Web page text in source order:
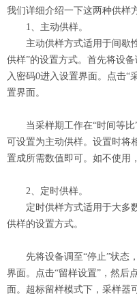
我们详细介绍一下这两种供样
1、主动供样。
主动供样方式适用于间歇性
供样”的设置方式。首先将设
入密码0进入设置界面。点击“
置界面。
当采样期工作在“时间等比
可设置为主动供样。设置时将
置成所需数值即可。如不使用
2、定时供样。
定时供样方式适用于大多数
供样的设置方式。
先将设备调至“停止”状态，
界面。点击“留样设置”，然后
面。超标留样模式下，采样器